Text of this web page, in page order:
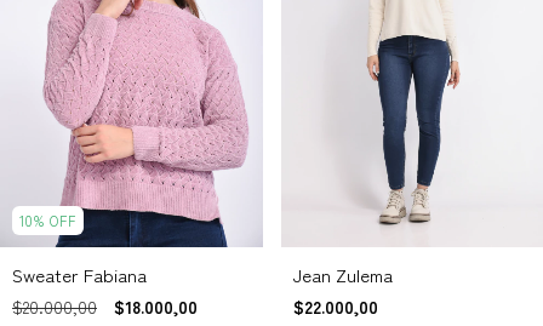
10% OFF
Sweater Fabiana
$20.000,00 $18.000,00
Jean Zulema
$22.000,00